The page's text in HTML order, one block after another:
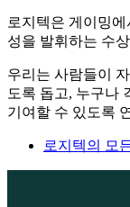
로지텍은 게이밍
성을 발휘하는 수
우리는 사람들이
도록 돕고, 누구나
기여할 수 있도록
로지텍의 모